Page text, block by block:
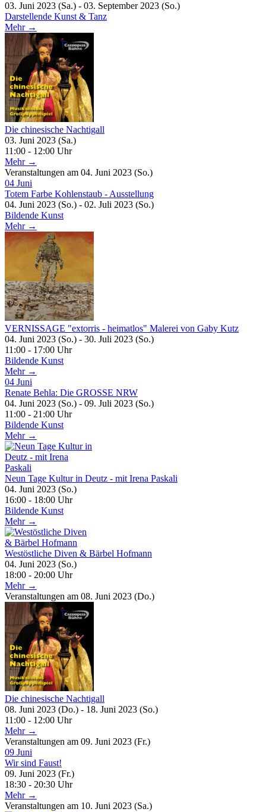
03. Juni 2023 (Sa.) - 03. September 2023 (So.)
Darstellende Kunst & Tanz
Mehr →
Die chinesische Nachtigall
03. Juni 2023 (Sa.)
11:00 - 12:00 Uhr
Mehr →
Veranstaltungen am 04. Juni 2023 (So.)
04 Juni
Totem Farbe Kohlenstaub - Ausstellung
04. Juni 2023 (So.) - 02. Juli 2023 (So.)
Bildende Kunst
Mehr →
VERNISSAGE "extorris - heimatlos" Malerei von Gaby Kutz
04. Juni 2023 (So.) - 30. Juli 2023 (So.)
11:00 - 17:00 Uhr
Bildende Kunst
Mehr →
04 Juni
Renate Behla: Die GROSSE NRW
04. Juni 2023 (So.) - 09. Juli 2023 (So.)
11:00 - 21:00 Uhr
Bildende Kunst
Mehr →
Neun Tage Kultur in Deutz - mit Irena Paskali
04. Juni 2023 (So.)
16:00 - 18:00 Uhr
Bildende Kunst
Mehr →
Westöstliche Diven & Bärbel Hofmann
04. Juni 2023 (So.)
18:00 - 20:00 Uhr
Mehr →
Veranstaltungen am 08. Juni 2023 (Do.)
Die chinesische Nachtigall
08. Juni 2023 (Do.) - 18. Juni 2023 (So.)
11:00 - 12:00 Uhr
Mehr →
Veranstaltungen am 09. Juni 2023 (Fr.)
09 Juni
Wir sind Faust!
09. Juni 2023 (Fr.)
18:30 - 20:30 Uhr
Mehr →
Veranstaltungen am 10. Juni 2023 (Sa.)